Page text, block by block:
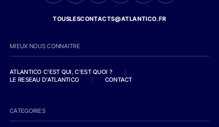
TOUSLESCONTACTS@ATLANTICO.FR
MIEUX NOUS CONNAITRE
ATLANTICO C'EST QUI, C'EST QUOI ?
/
LE RESEAU D'ATLANTICO
/ CONTACT
CATEGORIES